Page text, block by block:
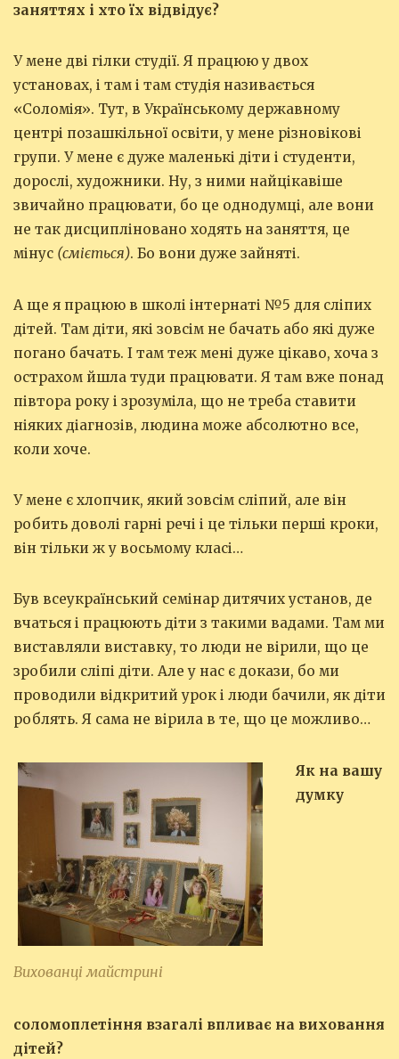
заняттях і хто їх відвідує?
У мене дві гілки студії. Я працюю у двох
установах, і там і там студія називається
«Соломія». Тут, в Українському державному
центрі позашкільної освіти, у мене різновікові
групи. У мене є дуже маленькі діти і студенти,
дорослі, художники. Ну, з ними найцікавіше
звичайно працювати, бо це однодумці, але вони
не так дисципліновано ходять на заняття, це
мінус (сміється). Бо вони дуже зайняті.
А ще я працюю в школі інтернаті №5 для сліпих
дітей. Там діти, які зовсім не бачать або які дуже
погано бачать. І там теж мені дуже цікаво, хоча з
острахом йшла туди працювати. Я там вже понад
півтора року і зрозуміла, що не треба ставити
ніяких діагнозів, людина може абсолютно все,
коли хоче.
У мене є хлопчик, який зовсім сліпий, але він
робить доволі гарні речі і це тільки перші кроки,
він тільки ж у восьмому класі…
Був всеукраїнський семінар дитячих установ, де
вчаться і працюють діти з такими вадами. Там ми
виставляли виставку, то люди не вірили, що це
зробили сліпі діти. Але у нас є докази, бо ми
проводили відкритий урок і люди бачили, як діти
роблять. Я сама не вірила в те, що це можливо…
Вихованці майстрині
Як на вашу
думку
соломоплетіння взагалі впливає на виховання
дітей?